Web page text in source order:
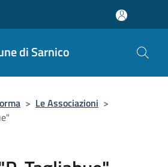
di Sarnico
> Le Associazioni >